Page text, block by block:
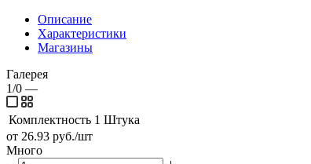
Описание
Характеристики
Магазины
Галерея
1/0 —
Комплектность 1 Штука
от 26.93 руб./шт
Много